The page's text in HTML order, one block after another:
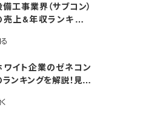
備工事業界（サブコン）
売上&年収ランキング
ジャンル別】今後の動
ワイト企業のゼネコン
ランキングを解説！見極